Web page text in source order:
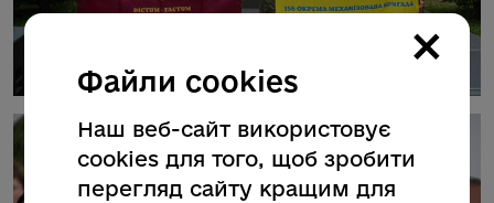
×
Файли cookies
Наш веб-сайт використовує
cookies для того, щоб зробити
перегляд сайту кращим для